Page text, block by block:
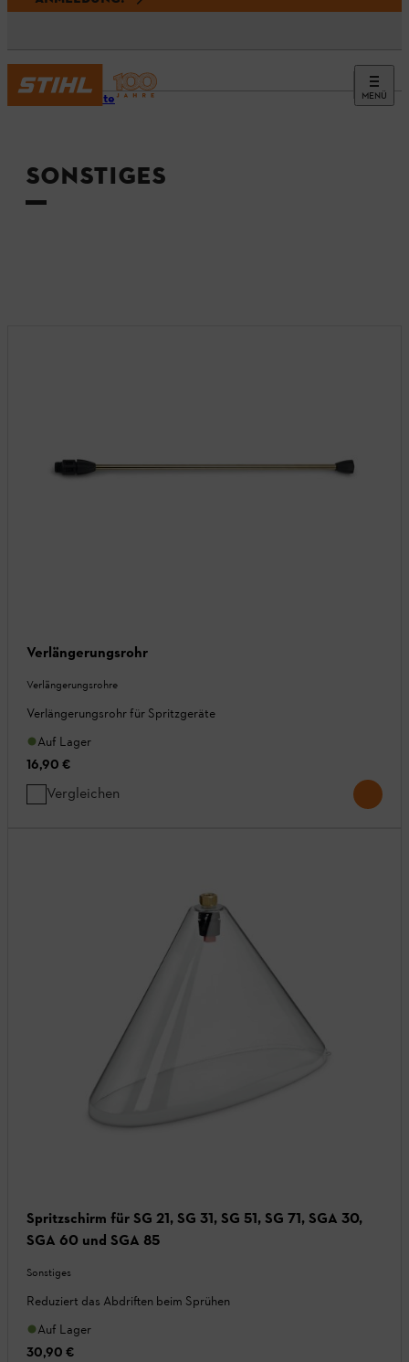
MENÜ
Startseite
SONSTIGES
Verlängerungsrohr
Verlängerungsrohre
Verlängerungsrohr für Spritzgeräte
Auf Lager
16,90 €
Vergleichen
Spritzschirm für SG 21, SG 31, SG 51, SG 71, SGA 30,
SGA 60 und SGA 85
Sonstiges
Reduziert das Abdriften beim Sprühen
Auf Lager
30,90 €